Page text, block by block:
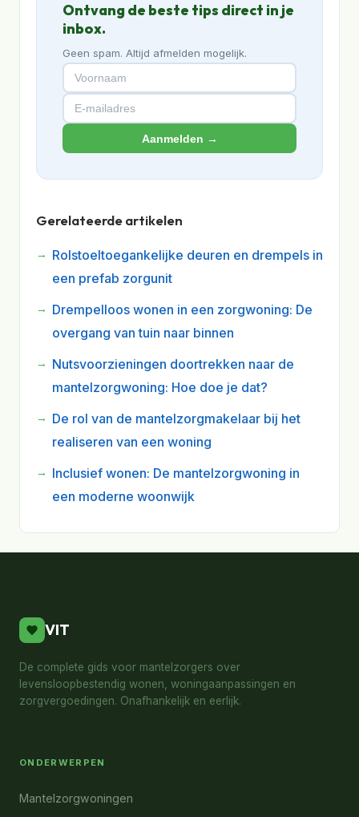
Ontvang de beste tips direct in je
inbox.
Geen spam. Altijd afmelden mogelijk.
Aanmelden →
Gerelateerde artikelen
Rolstoeltoegankelijke deuren en drempels in
een prefab zorgunit
Drempelloos wonen in een zorgwoning: De
overgang van tuin naar binnen
Nutsvoorzieningen doortrekken naar de
mantelzorgwoning: Hoe doe je dat?
De rol van de mantelzorgmakelaar bij het
realiseren van een woning
Inclusief wonen: De mantelzorgwoning in
een moderne woonwijk
VIT
De complete gids voor mantelzorgers over
levensloopbestendig wonen, woningaanpassingen en
zorgvergoedingen. Onafhankelijk en eerlijk.
ONDERWERPEN
Mantelzorgwoningen